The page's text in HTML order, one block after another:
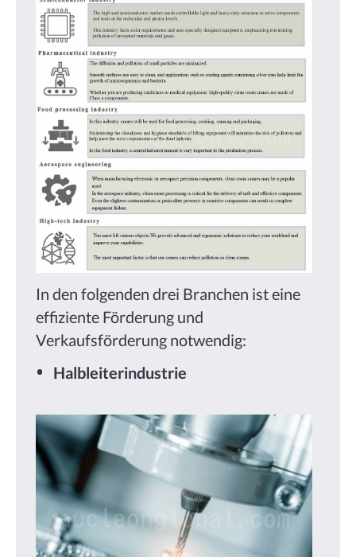
In den folgenden drei Branchen ist eine
effiziente Förderung und
Verkaufsförderung notwendig:
Halbleiterindustrie